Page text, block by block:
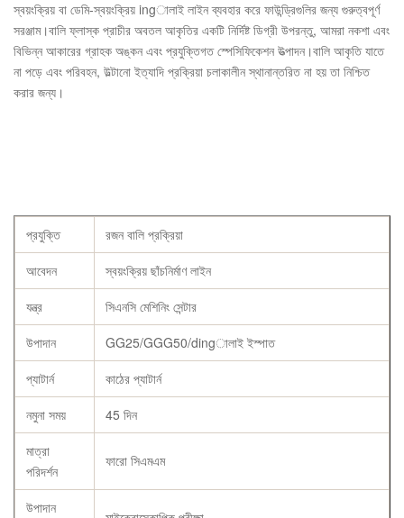
স্বয়ংক্রিয় বা ডেমি-স্বয়ংক্রিয় ingালাই লাইন ব্যবহার করে ফাউন্ড্রিগুলির জন্য গুরুত্বপূর্ণ
সরঞ্জাম।বালি ফ্লাস্ক প্রাচীর অবতল আকৃতির একটি নির্দিষ্ট ডিগ্রী উপরন্তু, আমরা নকশা এবং
বিভিন্ন আকারের গ্রাহক অঙ্কন এবং প্রযুক্তিগত স্পেসিফিকেশন উত্পাদন।বালি আকৃতি যাতে
না পড়ে এবং পরিবহন, উল্টানো ইত্যাদি প্রক্রিয়া চলাকালীন স্থানান্তরিত না হয় তা নিশ্চিত
করার জন্য।
প্রযুক্তি
রজন বালি প্রক্রিয়া
আবেদন
স্বয়ংক্রিয় ছাঁচনির্মাণ লাইন
যন্ত্র
সিএনসি মেশিনিং সেন্টার
উপাদান
GG25/GGG50/dingালাই ইস্পাত
প্যাটার্ন
কাঠের প্যাটার্ন
নমুনা সময়
45 দিন
মাত্রা
পরিদর্শন
ফারো সিএমএম
উপাদান